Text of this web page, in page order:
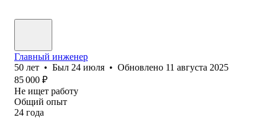
Главный инженер
50 лет • Был 24 июля • Обновлено 11 августа 2025
85 000 ₽
Не ищет работу
Общий опыт
24 года